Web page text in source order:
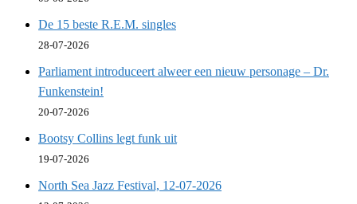
De 15 beste R.E.M. singles
28-07-2026
Parliament introduceert alweer een nieuw personage – Dr.
Funkenstein!
20-07-2026
Bootsy Collins legt funk uit
19-07-2026
North Sea Jazz Festival, 12-07-2026